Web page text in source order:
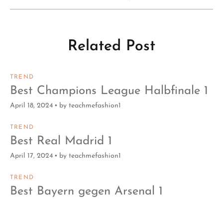
Related Post
TREND
Best Champions League Halbfinale 1
April 18, 2024 by teachmefashion1
TREND
Best Real Madrid 1
April 17, 2024 by teachmefashion1
TREND
Best Bayern gegen Arsenal 1